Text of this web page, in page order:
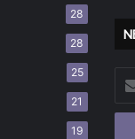
28
28
25
21
19
tu